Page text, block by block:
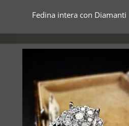
Fedina intera con Diamanti